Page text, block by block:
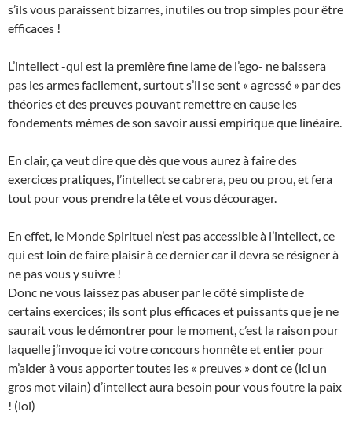
s’ils vous paraissent bizarres, inutiles ou trop simples pour être
efficaces !
L’intellect -qui est la première fine lame de l’ego- ne baissera
pas les armes facilement, surtout s’il se sent « agressé » par des
théories et des preuves pouvant remettre en cause les
fondements mêmes de son savoir aussi empirique que linéaire.
En clair, ça veut dire que dès que vous aurez à faire des
exercices pratiques, l’intellect se cabrera, peu ou prou, et fera
tout pour vous prendre la tête et vous décourager.
En effet, le Monde Spirituel n’est pas accessible à l’intellect, ce
qui est loin de faire plaisir à ce dernier car il devra se résigner à
ne pas vous y suivre !
Donc ne vous laissez pas abuser par le côté simpliste de
certains exercices; ils sont plus efficaces et puissants que je ne
saurait vous le démontrer pour le moment, c’est la raison pour
laquelle j’invoque ici votre concours honnête et entier pour
m’aider à vous apporter toutes les « preuves » dont ce (ici un
gros mot vilain) d’intellect aura besoin pour vous foutre la paix
! (lol)